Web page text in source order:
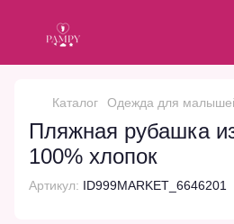
Каталог Одежда для
Пляжная рубашка
100% хлопок
Артикул: ID999MARKET_6646201